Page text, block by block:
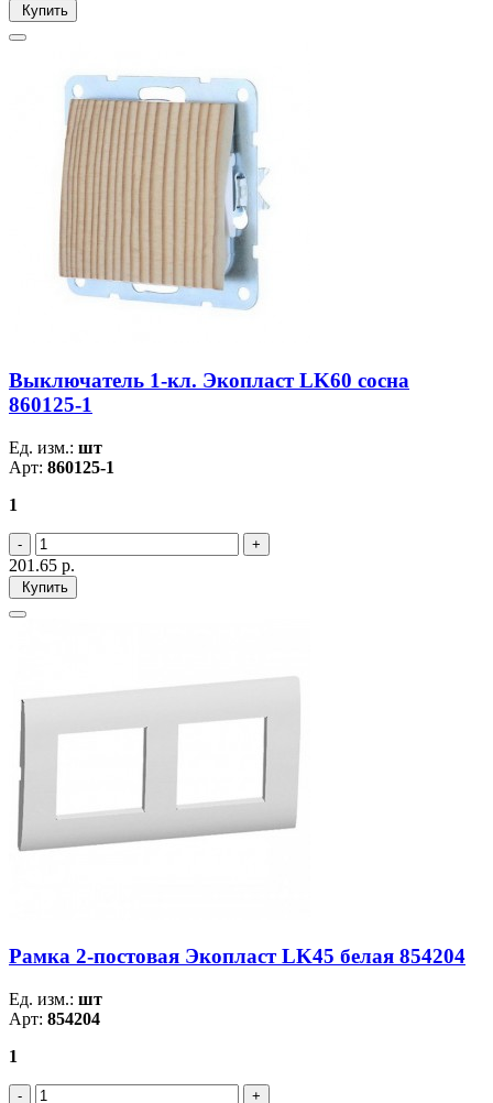
Купить
Выключатель 1-кл. Экопласт LK60 сосна
860125-1
Ед. изм.: шт
Арт: 860125-1
1
201.65 р.
Купить
Рамка 2-постовая Экопласт LK45 белая 854204
Ед. изм.: шт
Арт: 854204
1